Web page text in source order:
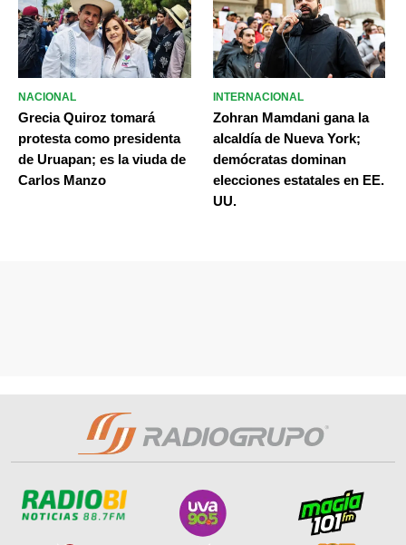
NACIONAL
Grecia Quiroz tomará
protesta como presidenta
de Uruapan; es la viuda de
Carlos Manzo
INTERNACIONAL
Zohran Mamdani gana la
alcaldía de Nueva York;
demócratas dominan
elecciones estatales en EE.
UU.